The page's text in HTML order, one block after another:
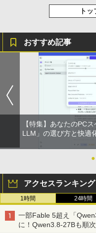
ト
おすすめ記事
【特集】あなたのPC
LLM」の選び方と快適
●
アクセスランキング
1時間 24時間
一部Fable 5超え「
に！Qwen3.8-27Bも順次